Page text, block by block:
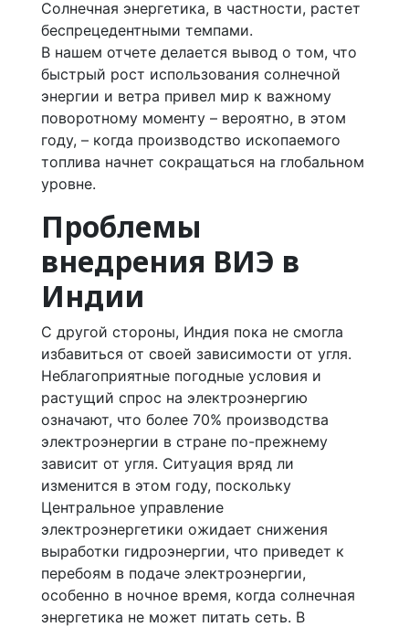
Солнечная энергетика, в частности, растет
беспрецедентными темпами.
В нашем отчете делается вывод о том, что
быстрый рост использования солнечной
энергии и ветра привел мир к важному
поворотному моменту – вероятно, в этом
году, – когда производство ископаемого
топлива начнет сокращаться на глобальном
уровне.
Проблемы
внедрения ВИЭ в
Индии
С другой стороны, Индия пока не смогла
избавиться от своей зависимости от угля.
Неблагоприятные погодные условия и
растущий спрос на электроэнергию
означают, что более 70% производства
электроэнергии в стране по-прежнему
зависит от угля. Ситуация вряд ли
изменится в этом году, поскольку
Центральное управление
электроэнергетики ожидает снижения
выработки гидроэнергии, что приведет к
перебоям в подаче электроэнергии,
особенно в ночное время, когда солнечная
энергетика не может питать сеть. В